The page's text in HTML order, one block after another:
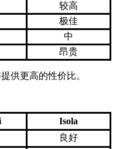
较高
极佳
中
昂贵
供更高的性价比。
Isola
良好